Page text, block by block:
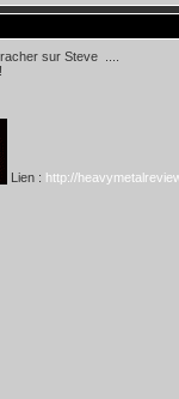
sur Steve ....
Lien : http://